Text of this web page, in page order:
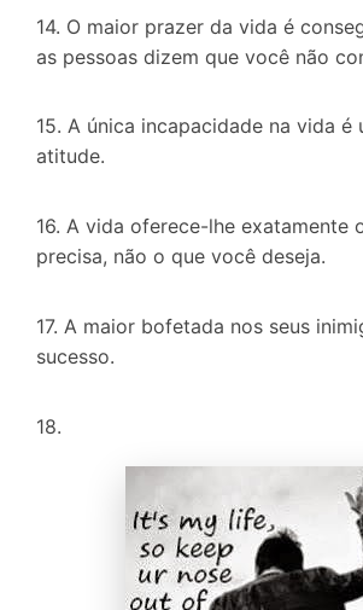
14. O maior prazer da vida é
as pessoas dizem que você não
15. A única incapacidade na vida é
atitude.
16. A vida oferece-lhe exatamente
precisa, não o que você deseja.
17. A maior bofetada nos seus
sucesso.
18.